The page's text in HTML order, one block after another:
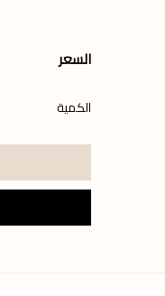
السعر
الكمية